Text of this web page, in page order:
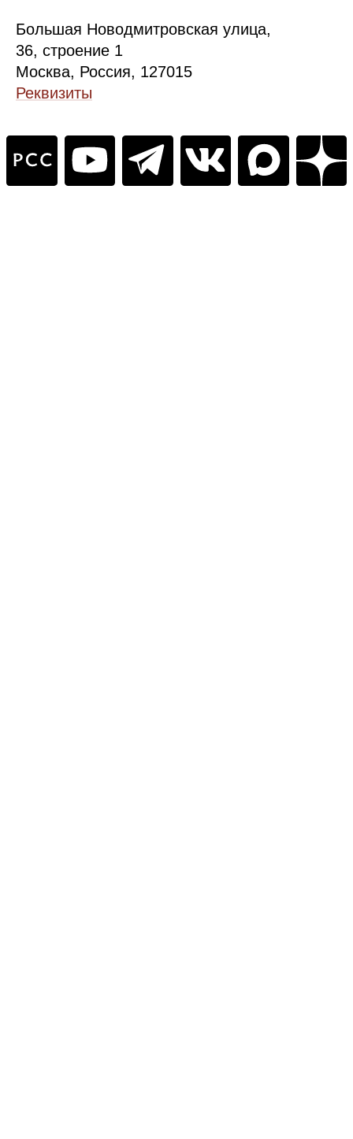
Большая Новодмитровская улица,
36, строение 1
Москва, Россия, 127015
Реквизиты